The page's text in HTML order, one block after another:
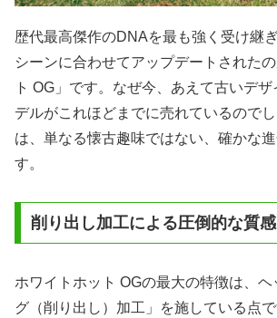
歴代最高傑作のDNAを最も強く受け継
シーンに合わせてアップデートされた
ト OG」です。なぜ今、あえて古いデ
デルがこれほどまでに売れているので
は、単なる懐古趣味ではない、確かな
す。
削り出し加工による圧倒的な質
ホワイトホット OGの最大の特徴は、
グ（削り出し）加工」を施している点